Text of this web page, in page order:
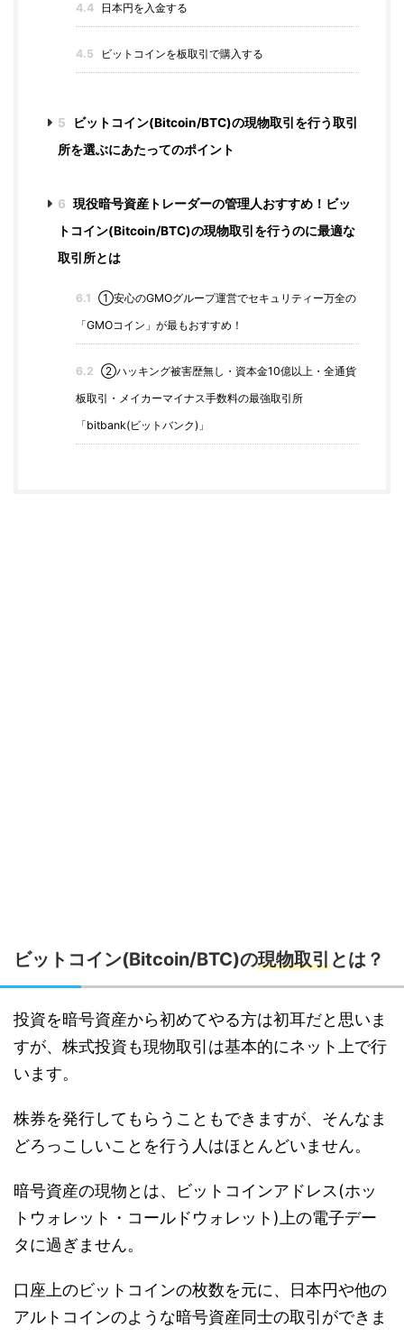
4.4 日本円を入金する
4.5 ビットコインを板取引で購入する
5
ビットコイン(Bitcoin/BTC)の現物取引を行う取引
所を選ぶにあたってのポイント
6 現役暗号資産トレーダーの管理人おすすめ！ビッ
トコイン(Bitcoin/BTC)の現物取引を行うのに最適な
取引所とは
6.1 ①安心のGMOグループ運営でセキュリティー万全の
「GMOコイン」が最もおすすめ！
6.2 ②ハッキング被害歴無し・資本金10億以上・全通貨
板取引・メイカーマイナス手数料の最強取引所
「bitbank(ビットバンク)」
ビットコイン(Bitcoin/BTC)の現物取引とは？
投資を暗号資産から初めてやる方は初耳だと思いま
すが、株式投資も現物取引は基本的にネット上で行
います。
株券を発行してもらうこともできますが、そんなま
どろっこしいことを行う人はほとんどいません。
暗号資産の現物とは、ビットコインアドレス(ホッ
トウォレット・コールドウォレット)上の電子デー
タに過ぎません。
口座上のビットコインの枚数を元に、日本円や他の
アルトコインのような暗号資産同士の取引ができま